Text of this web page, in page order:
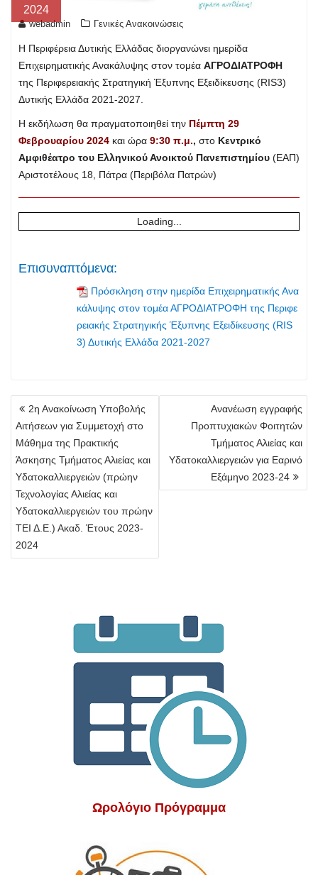
2024
webadmin Γενικές Ανακοινώσεις
Η Περιφέρεια Δυτικής Ελλάδας διοργανώνει ημερίδα
Επιχειρηματικής Ανακάλυψης στον τομέα ΑΓΡΟΔΙΑΤΡΟΦΗ
της Περιφερειακής Στρατηγική Έξυπνης Εξειδίκευσης (RIS3)
Δυτικής Ελλάδα 2021-2027.
Η εκδήλωση θα πραγματοποιηθεί την Πέμπτη 29
Φεβρουαρίου 2024 και ώρα 9:30 π.μ., στο Κεντρικό
Αμφιθέατρο του Ελληνικού Ανοικτού Πανεπιστημίου (ΕΑΠ)
Αριστοτέλους 18, Πάτρα (Περιβόλα Πατρών)
Loading...
Επισυναπτόμενα:
Πρόσκληση στην ημερίδα Επιχειρηματικής Ανα
κάλυψης στον τομέα ΑΓΡΟΔΙΑΤΡΟΦΗ της Περιφε
ρειακής Στρατηγικής Έξυπνης Εξειδίκευσης (RIS
3) Δυτικής Ελλάδα 2021-2027
Πλοήγηση
άρθρων
2η Ανακοίνωση Υποβολής
Αιτήσεων για Συμμετοχή στο
Μάθημα της Πρακτικής
Άσκησης Τμήματος Αλιείας και
Υδατοκαλλιεργειών (πρώην
Τεχνολογίας Αλιείας και
Υδατοκαλλιεργειών του πρώην
ΤΕΙ Δ.Ε.) Ακαδ. Έτους 2023-
2024
Aνανέωση εγγραφής
Προπτυχιακών Φοιτητών
Τμήματος Αλιείας και
Υδατοκαλλιεργειών για Εαρινό
Εξάμηνο 2023-24
Ωρολόγιο Πρόγραμμα